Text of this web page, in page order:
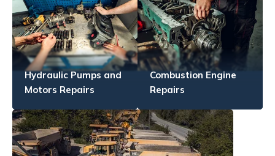
Hydraulic Pumps and
Motors Repairs
Combustion Engine
Repairs